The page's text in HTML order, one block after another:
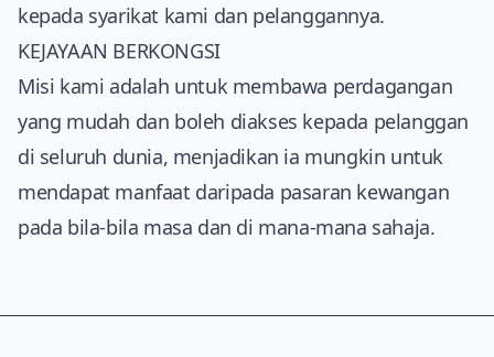
kepada syarikat kami dan pelanggannya.
KEJAYAAN BERKONGSI
Misi kami adalah untuk membawa perdagangan
yang mudah dan boleh diakses kepada pelanggan
di seluruh dunia, menjadikan ia mungkin untuk
mendapat manfaat daripada pasaran kewangan
pada bila-bila masa dan di mana-mana sahaja.